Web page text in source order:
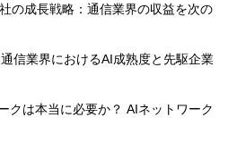
の成長戦略：通信業界の収益を次の
通信業界におけるAI成熟度と先駆企業
クは本当に必要か？ AIネットワーク